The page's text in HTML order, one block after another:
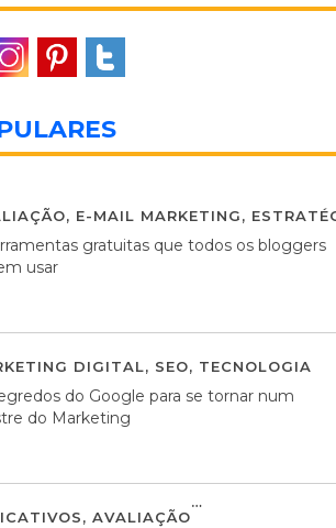
, E-MAIL MARKETING,
gratuitas que todos os bloggers
usar
DIGITAL, SEO, TECNOLOGIA
do Google para se tornar num
do Marketing
, AVALIAÇÃO